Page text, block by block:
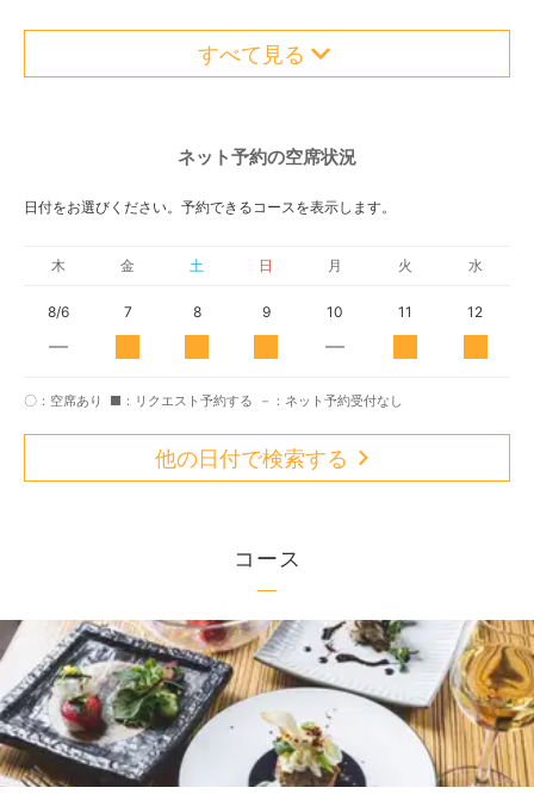
すべて見る
ネット予約の空席状況
日付をお選びください。予約できるコースを表示します。
木 金 土 日 月 火 水
8/6 7 8 9 10 11 12
〇：空席あり ■：リクエスト予約する －：ネット予約受付なし
他の日付で検索する
コース